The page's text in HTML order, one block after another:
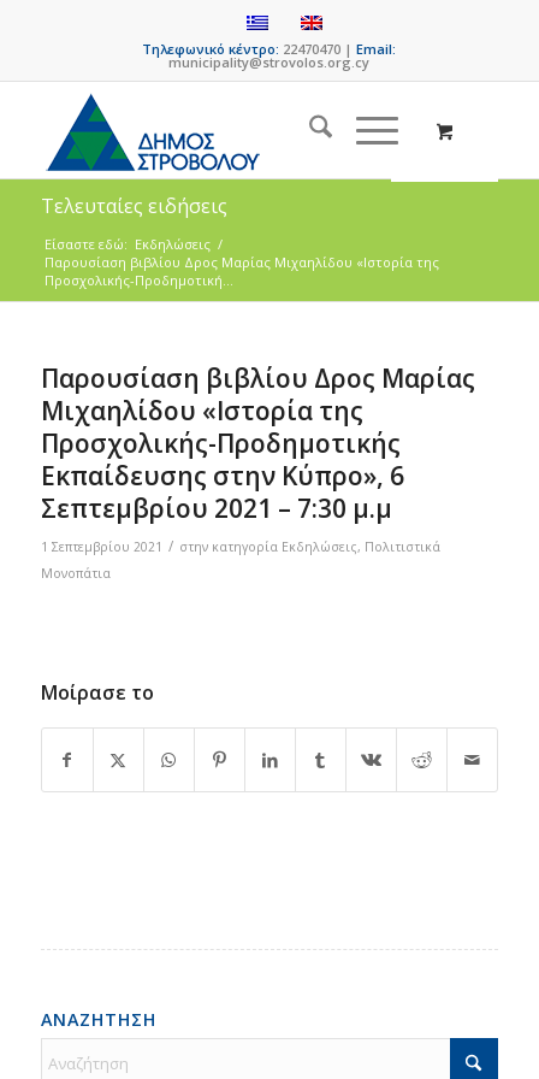
Τηλεφωνικό κέντρο: 22470470 |Email:
municipality@strovolos.org.cy
Τελευταίες ειδήσεις
Είσαστε εδώ: Εκδηλώσεις /
Παρουσίαση βιβλίου Δρος Μαρίας Μιχαηλίδου «Ιστορία της
Προσχολικής-Προδημοτική...
Παρουσίαση βιβλίου Δρος Μαρίας
Μιχαηλίδου «Ιστορία της
Προσχολικής-Προδημοτικής
Εκπαίδευσης στην Κύπρο», 6
Σεπτεμβρίου 2021 – 7:30 μ.μ
1 Σεπτεμβρίου 2021 / στην κατηγορία Εκδηλώσεις, Πολιτιστικά
Μονοπάτια
Μοίρασε το
ΑΝΑΖΗΤΗΣΗ